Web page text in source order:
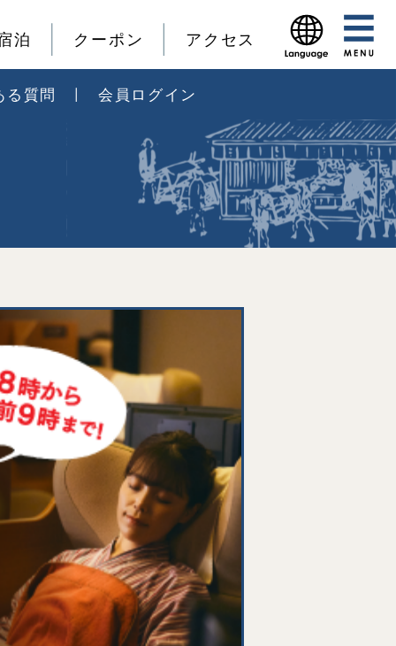
泊 クーポン アクセス
る質問 会員ログイン